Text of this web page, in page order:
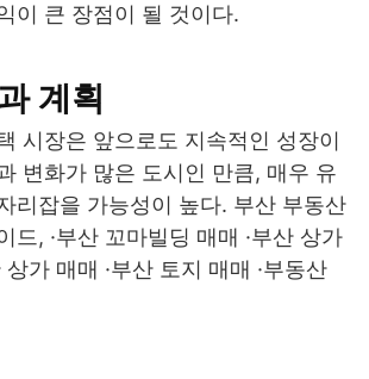
이 큰 장점이 될 것이다.
계획
시장은 앞으로도 지속적인 성장이
변화가 많은 도시인 만큼, 매우 유
리잡을 가능성이 높다. 부산 부동산
드, ·부산 꼬마빌딩 매매 ·부산 상가
상가 매매 ·부산 토지 매매 ·부동산